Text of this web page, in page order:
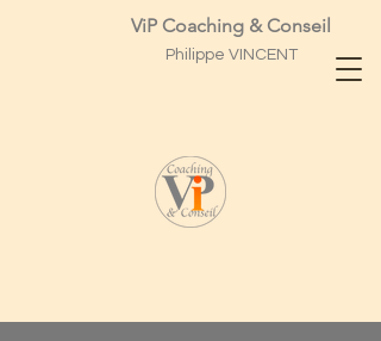
ViP Coaching & Conseil
Philippe VINCENT